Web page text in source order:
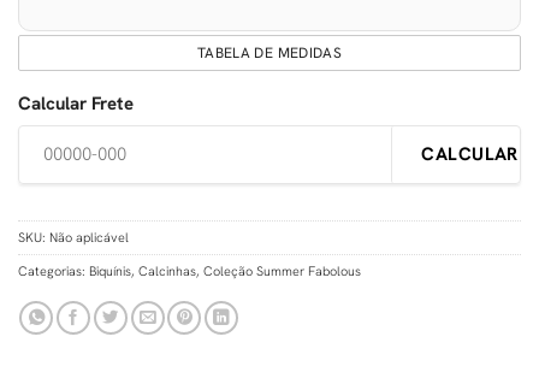
TABELA DE MEDIDAS
Calcular Frete
CALCULAR
SKU: Não aplicável
Categorias: Biquínis, Calcinhas, Coleção Summer Fabolous